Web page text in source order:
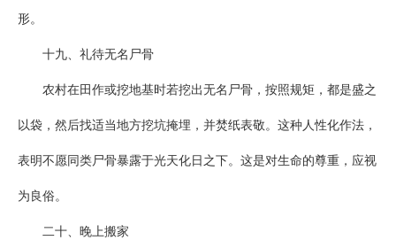
形。
十九、礼待无名尸骨
农村在田作或挖地基时若挖出无名尸骨，按照规矩，都是盛之
以袋，然后找适当地方挖坑掩埋，并焚纸表敬。这种人性化作法，
表明不愿同类尸骨暴露于光天化日之下。这是对生命的尊重，应视
为良俗。
二十、晚上搬家